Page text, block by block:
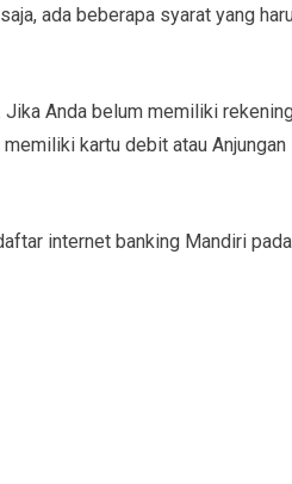
ada beberapa syarat yang
Anda belum memiliki
kartu debit atau Anjungan
internet banking Mandiri pada